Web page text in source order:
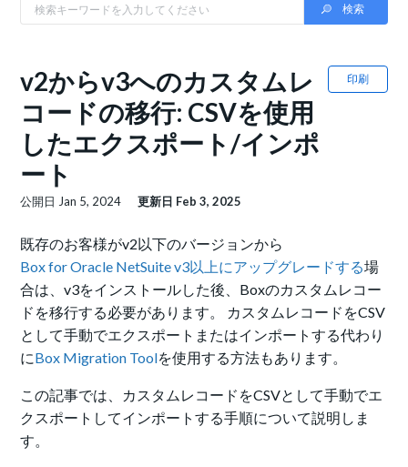
印刷
v2からv3へのカスタムレ
コードの移行: CSVを使用
したエクスポート/インポ
ート
公開日 Jan 5, 2024 更新日 Feb 3, 2025
既存のお客様がv2以下のバージョンから
Box for Oracle NetSuite v3以上にアップグレードする場
合は、v3をインストールした後、Boxのカスタムレコー
ドを移行する必要があります。 カスタムレコードをCSV
として手動でエクスポートまたはインポートする代わり
にBox Migration Toolを使用する方法もあります。
この記事では、カスタムレコードをCSVとして手動でエ
クスポートしてインポートする手順について説明しま
す。